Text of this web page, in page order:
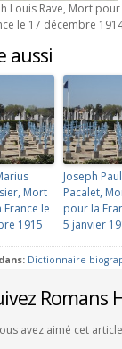
Louis Rave, Mort pour
le 17 décembre
aussi
Mort
le
1915
Joseph Paul
Pacalet,
pour la
5 janvier
Dictionnaire
Romans
avez aimé cet